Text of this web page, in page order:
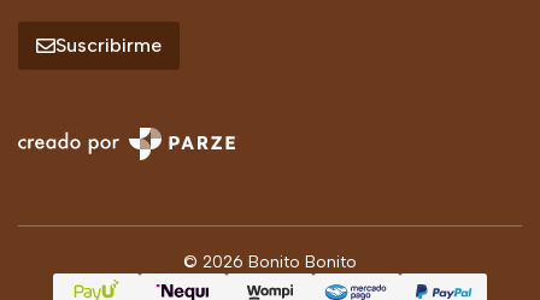
Suscribirme
© 2026 Bonito Bonito